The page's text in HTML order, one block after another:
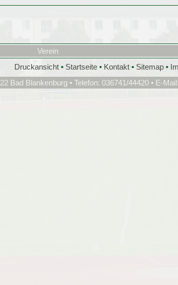
Verein
Druckansicht • Startseite • Kontakt • Sitemap •
Bad Blankenburg • Telefon: 036741/44420 • E-Mail: